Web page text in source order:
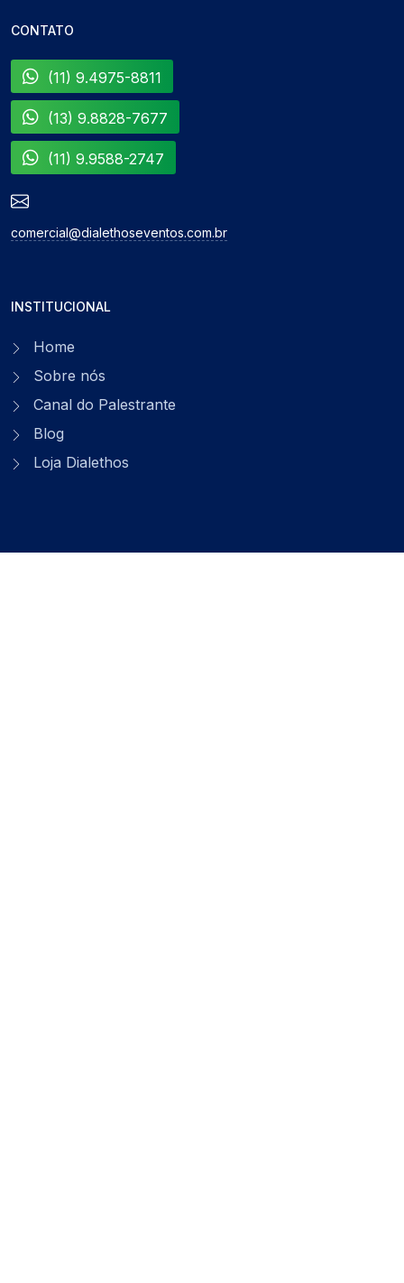
CONTATO
(11) 9.4975-8811
(13) 9.8828-7677
(11) 9.9588-2747
comercial@dialethoseventos.com.br
INSTITUCIONAL
Home
Sobre nós
Canal do Palestrante
Blog
Loja Dialethos